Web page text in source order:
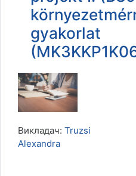
gyakorlat
Викладач: Truzsi
Alexandra